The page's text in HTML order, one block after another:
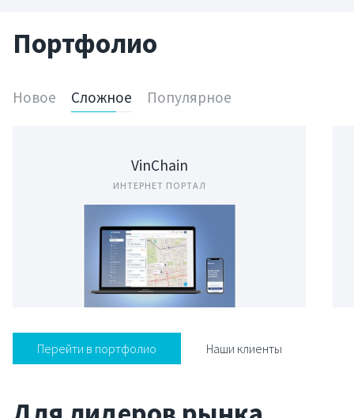
Портфолио
Новое Сложное Популярное
VinChain
ИНТЕРНЕТ ПОРТАЛ
Перейти в портфолио Наши клиенты